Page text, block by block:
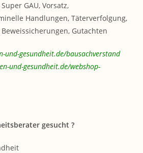
GAU, Vorsatz,
Handlungen, Täterverfolgung,
Gutachten
und-gesundheit.de/bausachverstand
und-gesundheit.de/webshop-
gesucht ?